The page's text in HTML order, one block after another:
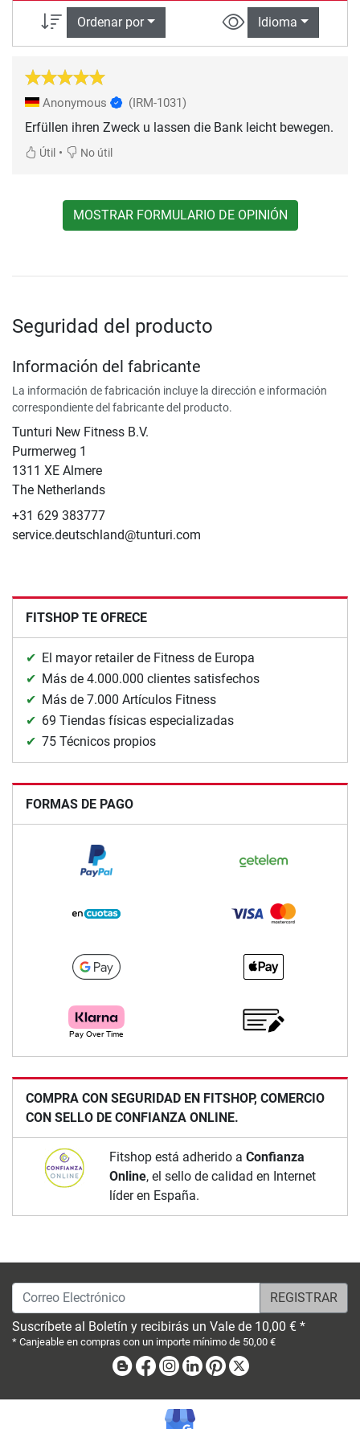
Ordenar por Idioma
Anonymous (IRM-1031)
Erfüllen ihren Zweck u lassen die Bank leicht bewegen.
Útil • No útil
MOSTRAR FORMULARIO DE OPINIÓN
Seguridad del producto
Información del fabricante
La información de fabricación incluye la dirección e información
correspondiente del fabricante del producto.
Tunturi New Fitness B.V.
Purmerweg 1
1311 XE Almere
The Netherlands
+31 629 383777
service.deutschland@tunturi.com
FITSHOP TE OFRECE
El mayor retailer de Fitness de Europa
Más de 4.000.000 clientes satisfechos
Más de 7.000 Artículos Fitness
69 Tiendas físicas especializadas
75 Técnicos propios
FORMAS DE PAGO
COMPRA CON SEGURIDAD EN FITSHOP, COMERCIO
CON SELLO DE CONFIANZA ONLINE.
Fitshop está adherido a Confianza
Online, el sello de calidad en Internet
líder en España.
Correo Electrónico
Suscríbete al Boletín y recibirás un Vale de 10,00 € *
* Canjeable en compras con un importe mínimo de 50,00 €
BlogFacebook
Instagram
LinkedinPinterest